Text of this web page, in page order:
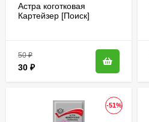
Астра коготковая
Картейзер [Поиск]
50₽
30 ₽
-51%